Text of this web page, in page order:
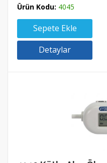
Ürün Kodu: 4045
Sepete Ekle
Detaylar